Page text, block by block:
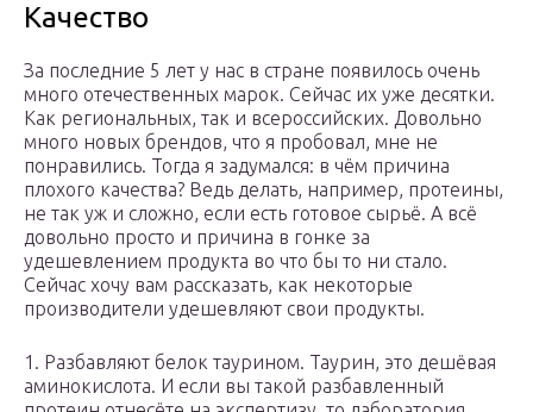
Качество
За последние 5 лет у нас в стране появилось очень
много отечественных марок. Сейчас их уже десятки.
Как региональных, так и всероссийских. Довольно
много новых брендов, что я пробовал, мне не
понравились. Тогда я задумался: в чём причина
плохого качества? Ведь делать, например, протеины,
не так уж и сложно, если есть готовое сырьё. А всё
довольно просто и причина в гонке за
удешевлением продукта во что бы то ни стало.
Сейчас хочу вам рассказать, как некоторые
производители удешевляют свои продукты.
1. Разбавляют белок таурином. Таурин, это дешёвая
аминокислота. И если вы такой разбавленный